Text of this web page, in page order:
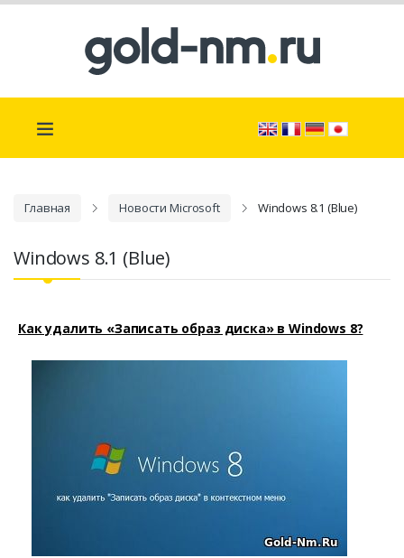
Главная Новости Microsoft Windows 8.1 (Blue)
Windows 8.1 (Blue)
Как удалить «Записать образ диска» в Windows 8?